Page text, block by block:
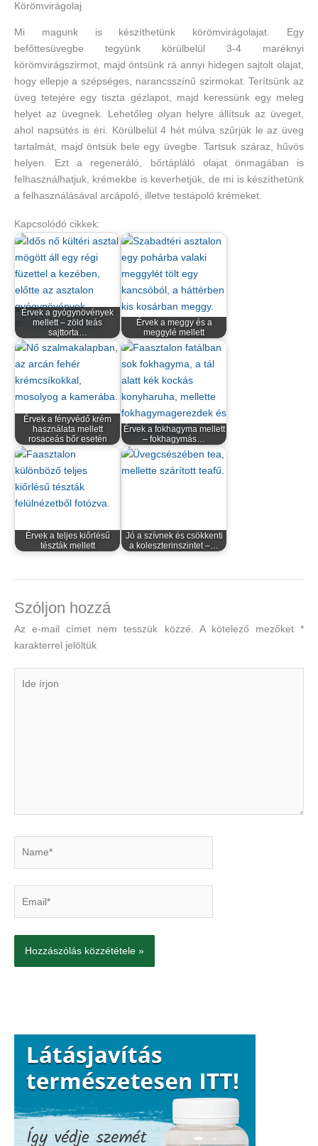
Körömvirágolaj
Mi magunk is készíthetünk körömvirágolajat. Egy
befőttesüvegbe tegyünk körülbelül 3-4 maréknyi
körömvirágszirmot, majd öntsünk rá annyi hidegen sajtolt olajat,
hogy ellepje a szépséges, narancsszínű szirmokat. Terítsünk az
üveg tetejére egy tiszta gézlapot, majd keressünk egy meleg
helyet az üvegnek. Lehetőleg olyan helyre állítsuk az üveget,
ahol napsütés is éri. Körülbelül 4 hét múlva szűrjük le az üveg
tartalmát, majd öntsük bele egy üvegbe. Tartsuk száraz, hűvös
helyen. Ezt a regeneráló, bőrtápláló olajat önmagában is
felhasználhatjuk, krémekbe is keverhetjük, de mi is készíthetünk
a felhasználásával arcápoló, illetve testápoló krémeket.
Kapcsolódó cikkek:
Érvek a gyógynövények
mellett – zöld teás
sajttorta…
Érvek a meggy és a
meggylé mellett
Érvek a fényvédő krém
használata mellett
rosaceás bőr esetén
Érvek a fokhagyma mellett
– fokhagymás…
Érvek a teljes kiőrlésű
tészták mellett
Jó a szívnek és csökkenti
a koleszterinszintet –…
Szóljon hozzá
Az e-mail címet nem tesszük közzé. A kötelező mezőket*
karakterrel jelöltük